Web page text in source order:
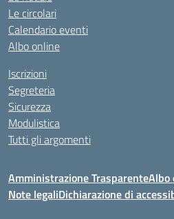
Le circolari
Calendario eventi
Albo online
Iscrizioni
Segreteria
Sicurezza
Modulistica
Tutti gli argomenti
Amministrazione TrasparenteAlbo
Note legaliDichiarazione di